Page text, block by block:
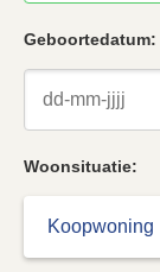
Geboortedatum:
Woonsituatie: